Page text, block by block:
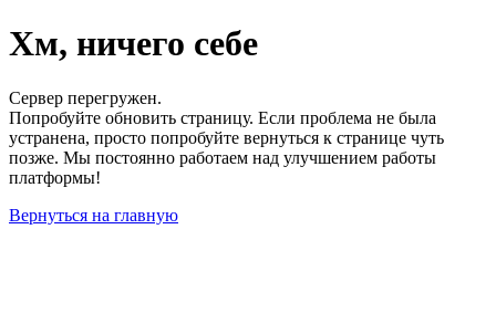
Хм, ничего себе
Сервер перегружен.
Попробуйте обновить страницу. Если проблема не была
устранена, просто попробуйте вернуться к странице чуть
позже. Мы постоянно работаем над улучшением работы
платформы!
Вернуться на главную